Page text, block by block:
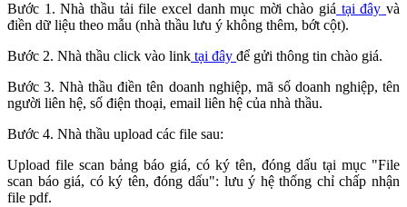
Bước 1. Nhà thầu tải file excel danh mục mời chào giá tại đây và
điền dữ liệu theo mẫu (nhà thầu lưu ý không thêm, bớt cột).
Bước 2. Nhà thầu click vào link tại đây để gửi thông tin chào giá.
Bước 3. Nhà thầu điền tên doanh nghiệp, mã số doanh nghiệp, tên
người liên hệ, số điện thoại, email liên hệ của nhà thầu.
Bước 4. Nhà thầu upload các file sau:
Upload file scan bảng báo giá, có ký tên, đóng dấu tại mục "File
scan báo giá, có ký tên, đóng dấu": lưu ý hệ thống chỉ chấp nhận
file pdf.